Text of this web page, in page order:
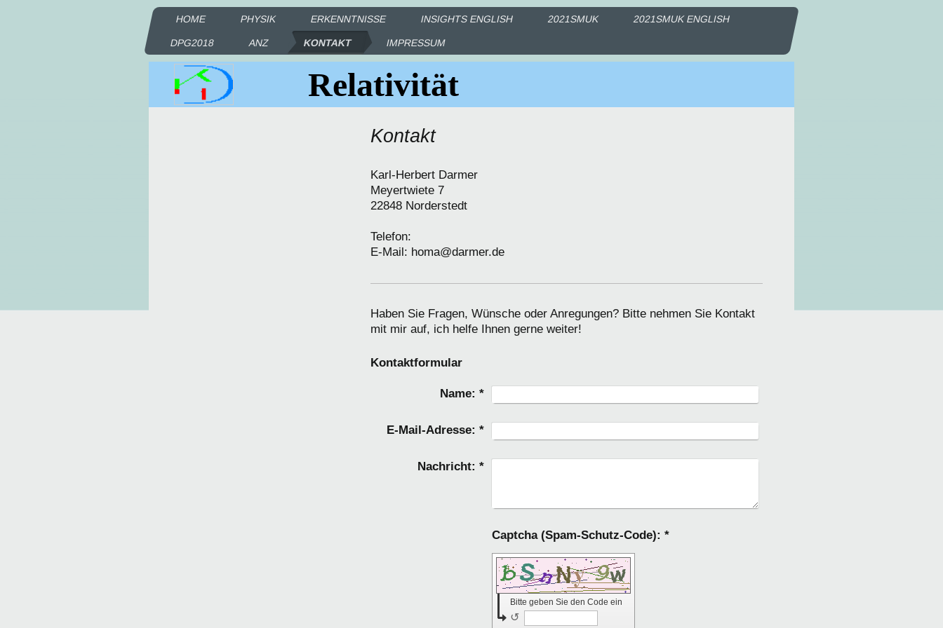
HOME PHYSIK ERKENNTNISSE INSIGHTS ENGLISH 2021SMUK 2021SMUK ENGLISH
DPG2018 ANZ KONTAKT IMPRESSUM
Relativität
Kontakt
Karl-Herbert Darmer
Meyertwiete 7
22848 Norderstedt
Telefon:
E-Mail: homa@darmer.de
Haben Sie Fragen, Wünsche oder Anregungen? Bitte nehmen Sie Kontakt
mit mir auf, ich helfe Ihnen gerne weiter!
Kontaktformular
Name: *
E-Mail-Adresse: *
Nachricht: *
Captcha (Spam-Schutz-Code): *
Bitte geben Sie den Code ein
↺